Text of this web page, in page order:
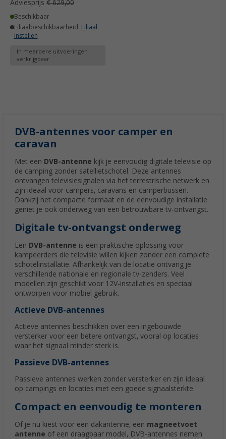
Adviesprijs € 629,00
Beschikbaar
Filiaalbeschikbaarheid: Filiaal
instellen
In meerdere uitvoeringen
verkrijgbaar
DVB-antennes voor camper en
caravan
Met een DVB-antenne kijk je eenvoudig digitale televisie op
de camping zonder satellietschotel. Deze antennes
ontvangen televisiesignalen via het terrestrische netwerk en
zijn ideaal voor campers, caravans en camperbussen.
Dankzij het compacte formaat en de eenvoudige installatie
geniet je ook onderweg van een betrouwbare tv-ontvangst.
Digitale tv-ontvangst onderweg
Een DVB-antenne is een praktische oplossing voor
kampeerders die televisie willen kijken zonder een complete
schotelinstallatie. Afhankelijk van de locatie ontvang je
verschillende nationale en regionale tv-zenders. Veel
modellen zijn geschikt voor 12V-installaties en speciaal
ontworpen voor mobiel gebruik.
Actieve DVB-antennes
Actieve antennes beschikken over een ingebouwde
versterker voor een betere ontvangst, vooral op locaties
waar het signaal minder sterk is.
Passieve DVB-antennes
Passieve antennes werken zonder versterker en zijn ideaal
op campings en locaties met een goede signaalsterkte.
Compact en eenvoudig te monteren
Of je nu kiest voor een dakantenne, een magneetvoet
antenne of een draagbaar model, DVB-antennes nemen